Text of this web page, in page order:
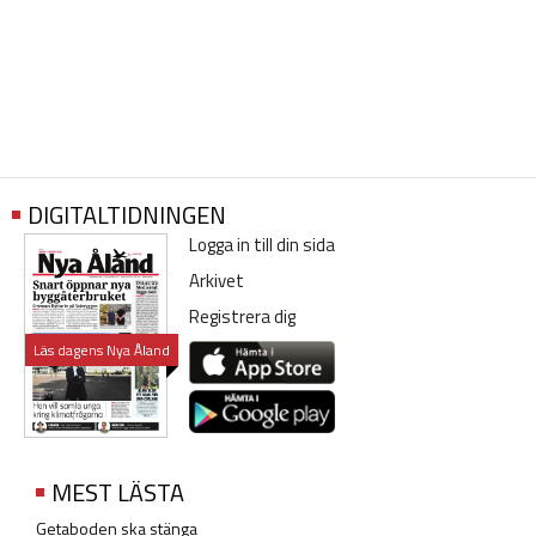
DIGITALTIDNINGEN
Läs dagens Nya Åland
Logga in till din sida
Arkivet
Registrera dig
MEST LÄSTA
Getaboden ska stänga